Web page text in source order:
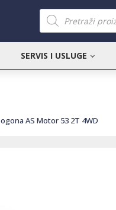
Products
search
SERVIS I USLUGE
AS Motor 53 2T 4WD